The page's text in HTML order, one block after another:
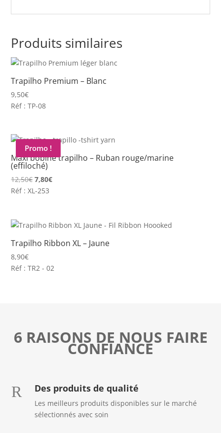
Produits similaires
Trapilho Premium – Blanc
9,50€
Réf : TP-08
Promo !
Maxi bobine trapilho – Ruban rouge/marine
(effiloché)
12,50€Le
prix
12,50€.
7,80€Le
7,80€.
Réf : XL-253
Trapilho Ribbon XL – Jaune
8,90€
Réf : TR2 - 02
6 RAISONS DE NOUS FAIRE
CONFIANCE
R Des produits de qualité
Les meilleurs produits disponibles sur le marché
sélectionnés avec soin